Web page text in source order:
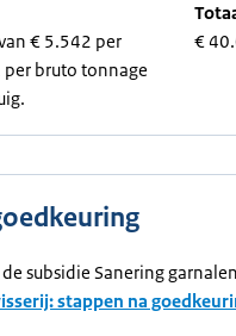
€ 5.542 per
bruto tonnage
€
subsidie Sanering
stappen na